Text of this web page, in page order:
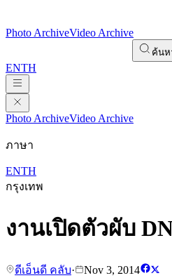
Photo ArchiveVideo Archive
ค้นห
ENTH
Photo ArchiveVideo Archive
ภาษา
ENTH
กรุงเทพ
งานเปิดตัวผับ
ดีเอ็นดี คลับ· Nov 3, 2014